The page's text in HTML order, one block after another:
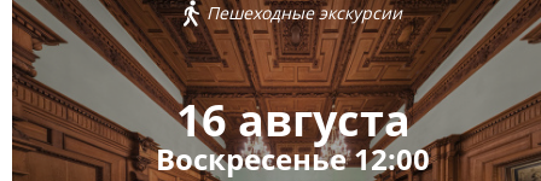
Пешеходные экскурсии
16 августа
Воскресенье 12:00